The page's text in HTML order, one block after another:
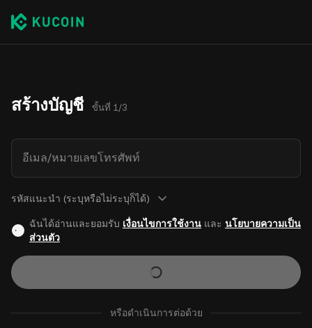
สร้างบัญชี ขั้นที่ 1/3
อีเมล/หมายเลขโทรศัพท์
รหัสแนะนำ (ระบุหรือไม่ระบุก็ได้)
ฉันได้อ่านและยอมรับ เงื่อนไขการใช้งานและ นโยบายความเป็น
ส่วนตัว
หรือดำเนินการต่อด้วย